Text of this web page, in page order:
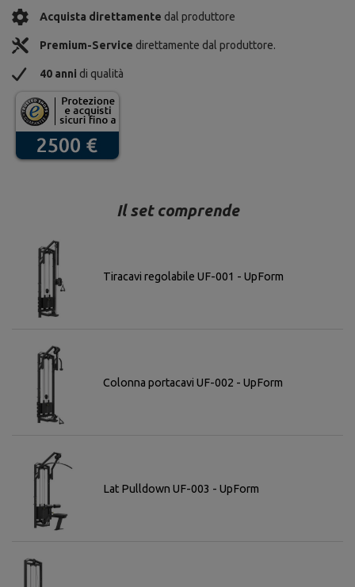
Acquista direttamente dal produttore
Premium-Service direttamente dal produttore.
40 anni di qualità
Il set comprende
Tiracavi regolabile UF-001 - UpForm
Colonna portacavi UF-002 - UpForm
Lat Pulldown UF-003 - UpForm